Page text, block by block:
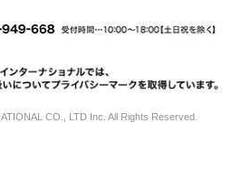
CO., LTD Inc. All Rights Reserved.